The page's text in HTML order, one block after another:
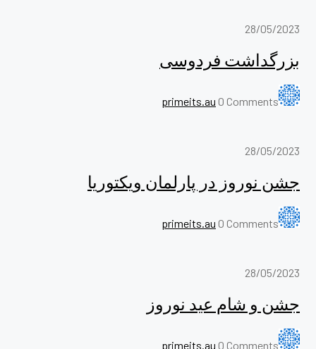
28/05/2023
بزرگداشت فردوسی
primeits.au 0 Comments
28/05/2023
جشن نوروز در پارلمان ویکتوریا
primeits.au 0 Comments
28/05/2023
جشن و شام عید نوروز
primeits.au 0 Comments